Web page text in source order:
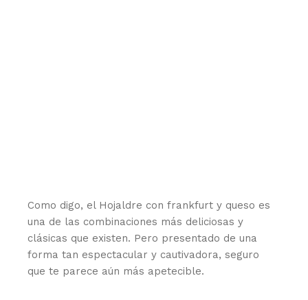
Como digo, el Hojaldre con frankfurt y queso es
una de las combinaciones más deliciosas y
clásicas que existen. Pero presentado de una
forma tan espectacular y cautivadora, seguro
que te parece aún más apetecible.